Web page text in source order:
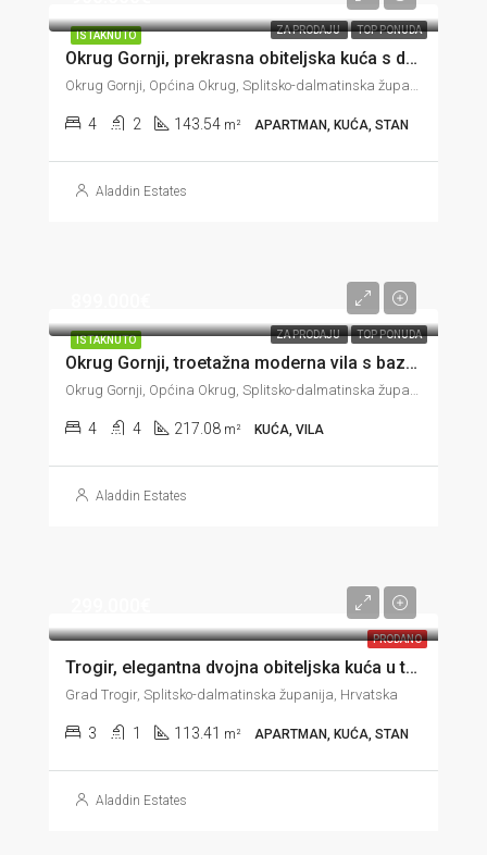
ISTAKNUTO ZA PRODAJU TOP PONUDA
Okrug Gornji, prekrasna obiteljska kuća s dvije jedinice u drugom redu do mora, 143 m2
Okrug Gornji, Općina Okrug, Splitsko-dalmatinska županija, 21223, Hrvatska
4 2 143.54 m² APARTMAN, KUĆA, STAN
Aladdin Estates
ISTAKNUTO ZA PRODAJU TOP PONUDA
Okrug Gornji, troetažna moderna vila s bazenom i prekrasnim pogledom, 217 m2
Okrug Gornji, Općina Okrug, Splitsko-dalmatinska županija, 21223, Hrvatska
4 4 217.08 m² KUĆA, VILA
Aladdin Estates
PRODANO
Trogir, elegantna dvojna obiteljska kuća u trećem redu do mora, 113 m2
Grad Trogir, Splitsko-dalmatinska županija, Hrvatska
3 1 113.41 m² APARTMAN, KUĆA, STAN
Aladdin Estates